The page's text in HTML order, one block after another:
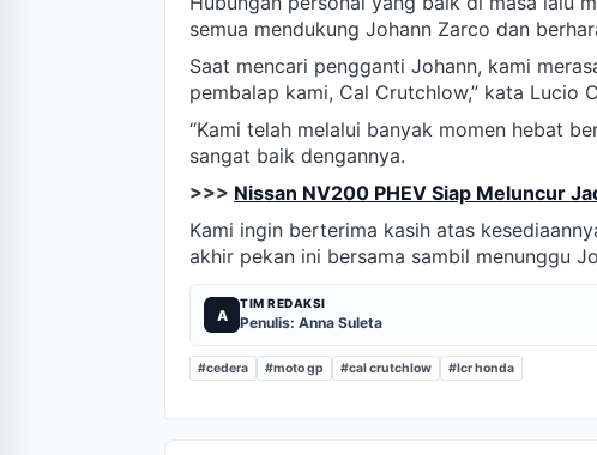
semua mendukung Johann Zarco dan
Saat mencari pengganti Johann, kami
pembalap kami, Cal Crutchlow,” kata Lucio
“Kami telah melalui banyak momen hebat
sangat baik dengannya.
>>> Nissan NV200 PHEV Siap Meluncur
Kami ingin berterima kasih atas
akhir pekan ini bersama sambil menunggu
A
TIM REDAKSI
Penulis: Anna Suleta
#cedera #moto gp #cal crutchlow #lcr honda